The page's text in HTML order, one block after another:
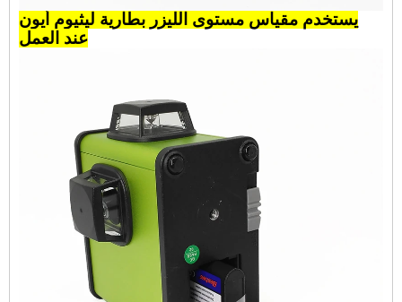
يستخدم مقياس مستوى الليزر بطارية ليثيوم أيون
عند العمل